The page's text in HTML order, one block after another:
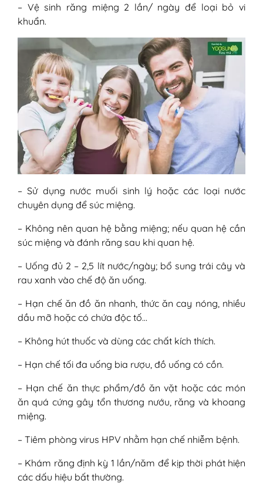
– Vệ sinh răng miệng 2 lần/ ngày để loại bỏ vi
khuẩn.
– Sử dụng nước muối sinh lý hoặc các loại nước
chuyên dụng để súc miệng.
– Không nên quan hệ bằng miệng; nếu quan hệ cần
súc miệng và đánh răng sau khi quan hệ.
– Uống đủ 2 – 2,5 lít nước/ngày; bổ sung trái cây và
rau xanh vào chế độ ăn uống.
– Hạn chế ăn đồ ăn nhanh, thức ăn cay nóng, nhiều
dầu mỡ hoặc có chứa độc tố…
– Không hút thuốc và dùng các chất kích thích.
– Hạn chế tối đa uống bia rượu, đồ uống có cồn.
– Hạn chế ăn thực phẩm/đồ ăn vặt hoặc các món
ăn quá cứng gây tổn thương nướu, răng và khoang
miệng.
– Tiêm phòng virus HPV nhằm hạn chế nhiễm bệnh.
– Khám răng định kỳ 1 lần/năm để kịp thời phát hiện
các dấu hiệu bất thường.